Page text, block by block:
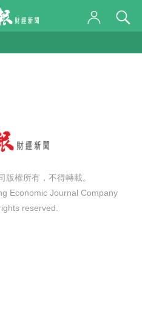
版權所有，不得轉載。
Economic Journal Company
reserved.